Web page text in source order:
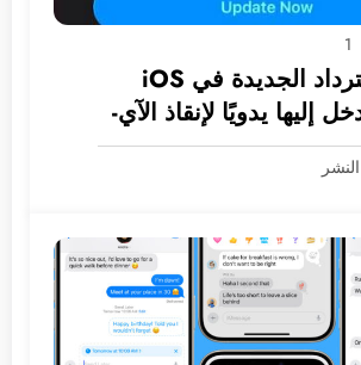
1
شاشة الاسترداد الجديدة في iOS
إليها يدويًا لإنقاذ الآي-